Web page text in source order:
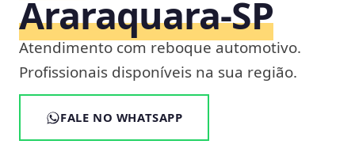
Araraquara‑SP
Atendimento com reboque automotivo.
Profissionais disponíveis na sua região.
FALE NO WHATSAPP